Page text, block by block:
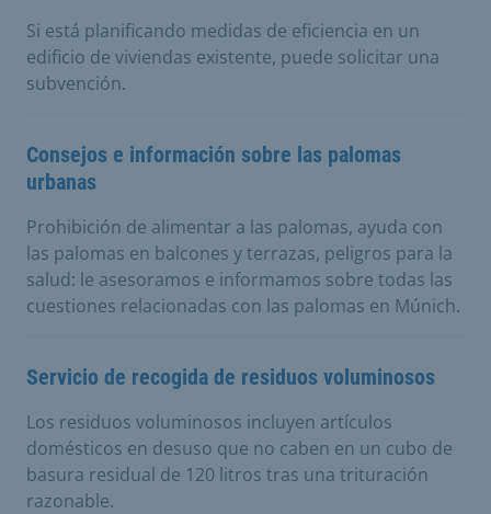
Si está planificando medidas de eficiencia en un
edificio de viviendas existente, puede solicitar una
subvención.
Consejos e información sobre las palomas
urbanas
Prohibición de alimentar a las palomas, ayuda con
las palomas en balcones y terrazas, peligros para la
salud: le asesoramos e informamos sobre todas las
cuestiones relacionadas con las palomas en Múnich.
Servicio de recogida de residuos voluminosos
Los residuos voluminosos incluyen artículos
domésticos en desuso que no caben en un cubo de
basura residual de 120 litros tras una trituración
razonable.